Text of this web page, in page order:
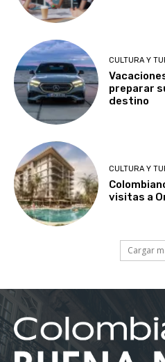
CULTURA Y
preparar
destino
CULTURA Y
visitas a
Cargar